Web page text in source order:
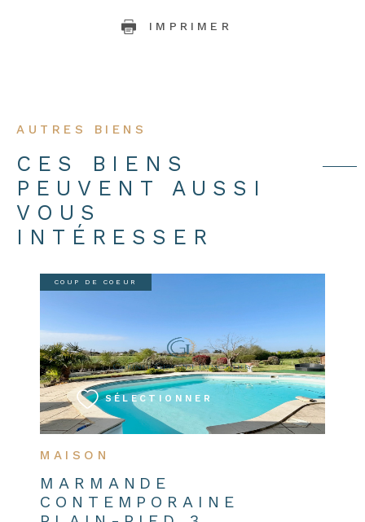
IMPRIMER
AUTRES BIENS
CES BIENS
PEUVENT AUSSI
VOUS
INTÉRESSER
MAISON
MARMANDE
CONTEMPORAINE
COUP DE COEUR
SÉLECTIONNER
VOIR LE BIEN